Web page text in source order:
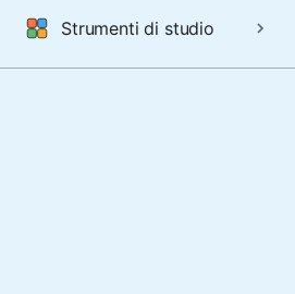
Strumenti di studio